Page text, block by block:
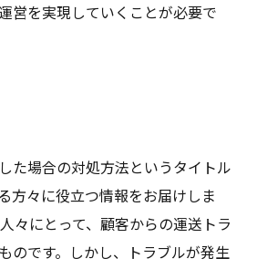
営を実現していくことが必要で
た場合の対処方法というタイトル
方々に役立つ情報をお届けしま
々にとって、顧客からの運送トラ
のです。しかし、トラブルが発生